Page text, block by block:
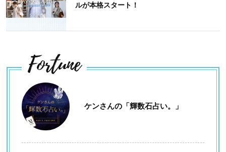
ルが本格スタート！
Fortune
ケンさんの「輝数石占い。」